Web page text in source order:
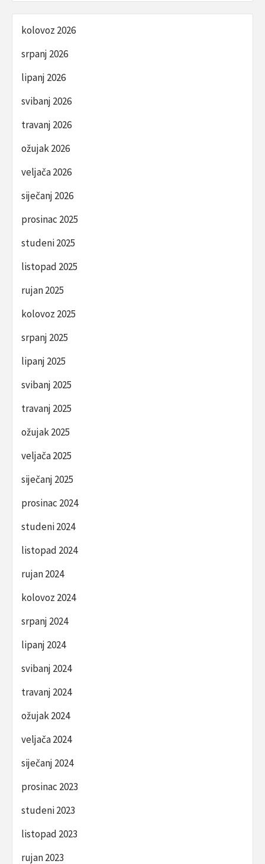
kolovoz 2026
srpanj 2026
lipanj 2026
svibanj 2026
travanj 2026
ožujak 2026
veljača 2026
siječanj 2026
prosinac 2025
studeni 2025
listopad 2025
rujan 2025
kolovoz 2025
srpanj 2025
lipanj 2025
svibanj 2025
travanj 2025
ožujak 2025
veljača 2025
siječanj 2025
prosinac 2024
studeni 2024
listopad 2024
rujan 2024
kolovoz 2024
srpanj 2024
lipanj 2024
svibanj 2024
travanj 2024
ožujak 2024
veljača 2024
siječanj 2024
prosinac 2023
studeni 2023
listopad 2023
rujan 2023